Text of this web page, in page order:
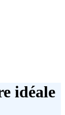
idéale